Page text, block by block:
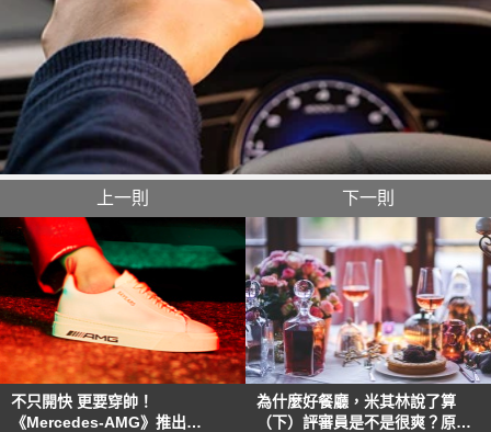
上一則
不只開快 更要穿帥！
《Mercedes-AMG》推出
下一則
為什麼好餐廳，米其林說了算
（下）評審員是不是很爽？原來